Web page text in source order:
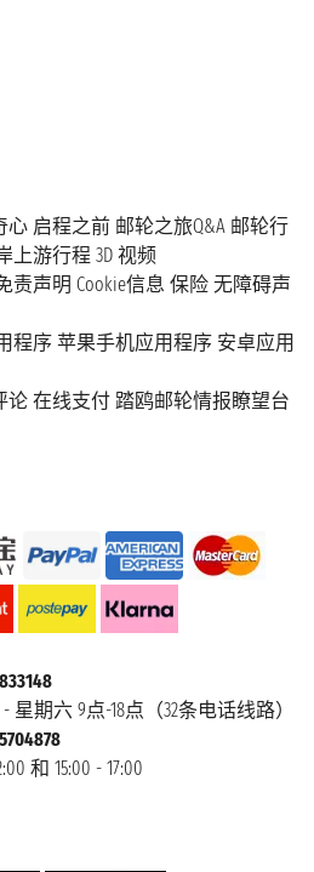
心 启程之前 邮轮之旅Q&A 邮轮行
上游行程 3D 视频
责声明 Cookie信息 保险 无障碍声
程序 苹果手机应用程序 安卓应用
论 在线支付 踏鸥邮轮情报瞭望台
星期六 9点-18点（32条电话线路）
和 15:00 - 17:00